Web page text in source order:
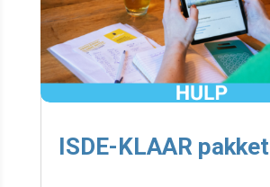
ISDE-KLAAR pakket